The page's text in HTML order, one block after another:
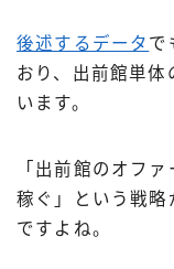
後述するデータ で
おり、出前館単体
います。
「出前館のオフ
稼ぐ」という戦略
ですよね。